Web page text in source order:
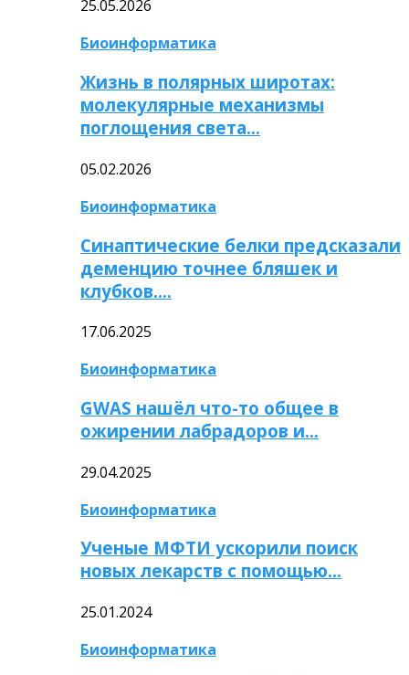
25.05.2026
Биоинформатика
Жизнь в полярных широтах:
молекулярные механизмы
поглощения света…
05.02.2026
Биоинформатика
Синаптические белки предсказали
деменцию точнее бляшек и
клубков….
17.06.2025
Биоинформатика
GWAS нашёл что-то общее в
ожирении лабрадоров и…
29.04.2025
Биоинформатика
Ученые МФТИ ускорили поиск
новых лекарств с помощью…
25.01.2024
Биоинформатика